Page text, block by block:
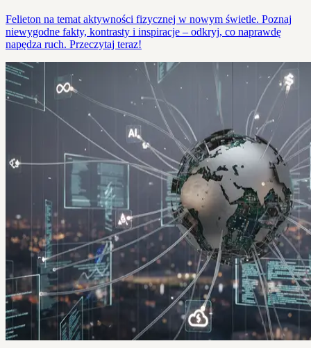
Felieton na temat aktywności fizycznej w nowym świetle. Poznaj
niewygodne fakty, kontrasty i inspiracje – odkryj, co naprawdę
napędza ruch. Przeczytaj teraz!